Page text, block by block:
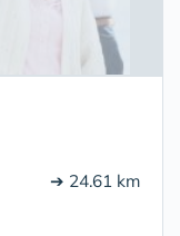
➔ 24.61 km